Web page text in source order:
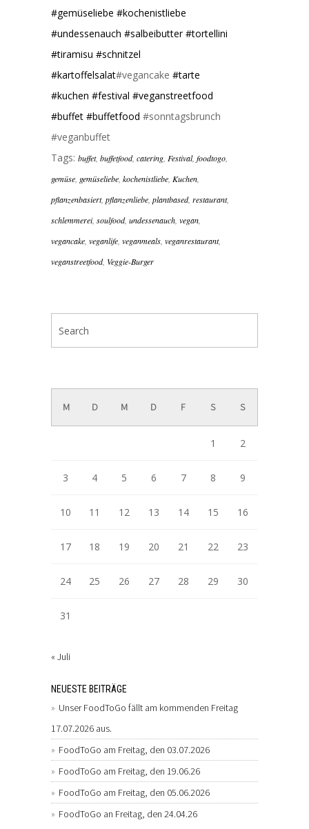
#gemüseliebe #kochenistliebe
#undessenauch #salbeibutter #tortellini
#tiramisu #schnitzel
#kartoffelsalat#vegancake #tarte
#kuchen #festival #veganstreetfood
#buffet #buffetfood #sonntagsbrunch
#veganbuffet
Tags: buffet, buffetfood, catering, Festival, foodtogo,
gemüse, gemüseliebe, kochenistliebe, Kuchen,
pflanzenbasiert, pflanzenliebe, plantbased, restaurant,
schlemmerei, soulfood, undessenauch, vegan,
vegancake, veganlife, veganmeals, veganrestaurant,
veganstreetfood, Veggie-Burger
M D M D F S S
1 2
3 4 5 6 7 8 9
10 11 12 13 14 15 16
17 18 19 20 21 22 23
24 25 26 27 28 29 30
31
« Juli
NEUESTE BEITRÄGE
Unser FoodToGo fällt am kommenden Freitag
17.07.2026 aus.
FoodToGo am Freitag, den 03.07.2026
FoodToGo am Freitag, den 19.06.26
FoodToGo am Freitag, den 05.06.2026
FoodToGo an Freitag, den 24.04.26